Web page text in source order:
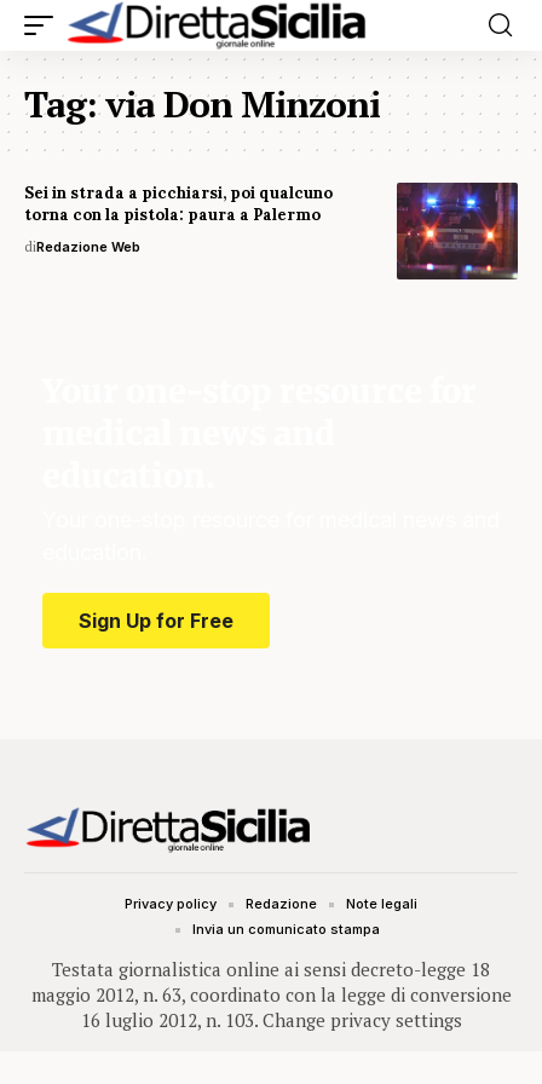
Tag:via Don Minzoni
Sei in strada a picchiarsi, poi qualcuno
torna con la pistola: paura a Palermo
diRedazione Web
Sign Up for Free
Testata giornalistica online ai sensi decreto-legge 18
maggio 2012, n. 63, coordinato con la legge di conversione
16 luglio 2012, n. 103. Change privacy settings
Privacy policy Redazione
Note legali
Invia un comunicato stampa